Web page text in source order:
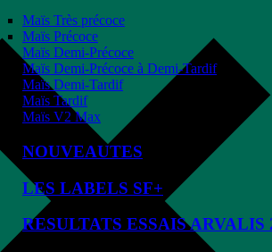
Maïs Très précoce
Maïs Précoce
Maïs Demi-Précoce
Maïs Demi-Précoce à Demi-Tardif
Maïs Demi-Tardif
Maïs Tardif
Maïs V2 Max
NOUVEAUTES
LES LABELS SF+
RESULTATS ESSAIS ARVALIS